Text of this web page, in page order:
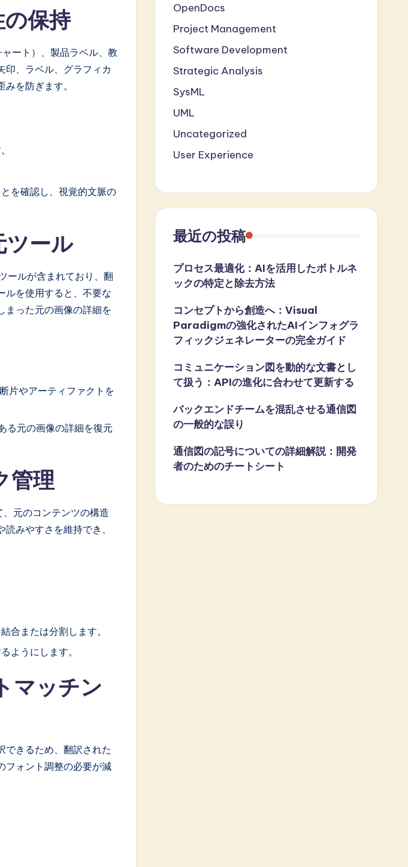
保持
ート）、製品ラベル、教
印、ラベル、グラフィカ
を防ぎます。
を確認し、視覚的文脈の
ツール
ールが含まれており、翻
ルを使用すると、不要な
まった元の画像の詳細を
片やアーティファクトを
る元の画像の詳細を復元
管理
元のコンテンツの構造
みやすさを維持でき、
合または分割します。
ようにします。
マッチン
できるため、翻訳された
フォント調整の必要が減
OpenDocs
Project Management
Software Development
Strategic Analysis
SysML
UML
Uncategorized
User Experience
最近の投稿
プロセス最適化：AIを活用したボトルネ
ックの特定と除去方法
コンセプトから創造へ：Visual
Paradigmの強化されたAIインフォグラ
フィックジェネレーターの完全ガイド
コミュニケーション図を動的な文書とし
て扱う：APIの進化に合わせて更新する
バックエンドチームを混乱させる通信図
の一般的な誤り
通信図の記号についての詳細解説：開発
者のためのチートシート